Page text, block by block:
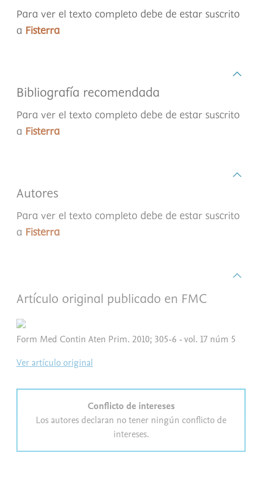
Para ver el texto completo debe de estar suscrito
a Fisterra
Bibliografía recomendada
Para ver el texto completo debe de estar suscrito
a Fisterra
Autores
Para ver el texto completo debe de estar suscrito
a Fisterra
Artículo original publicado en FMC
Form Med Contin Aten Prim. 2010; 305-6 - vol. 17 núm 5
Ver artículo original
Conflicto de intereses
Los autores declaran no tener ningún conflicto de
intereses.